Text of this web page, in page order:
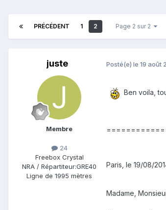
PRÉCÉDENT 1 2 Page 2 sur 2
juste
Membre
24
Freebox Crystal
NRA / Répartiteur:GRE40
Ligne de 1995 mètres
Posté(e) le 19 août
Ben voila,
Paris, le 19/08/
Madame,